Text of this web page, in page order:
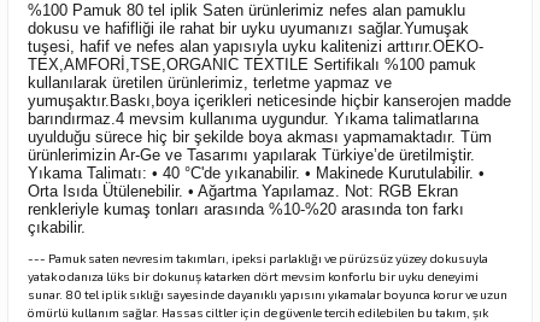
%100 Pamuk 80 tel iplik Saten ürünlerimiz nefes alan pamuklu
dokusu ve hafifliği ile rahat bir uyku uyumanızı sağlar.Yumuşak
tuşesi, hafif ve nefes alan yapısıyla uyku kalitenizi arttırır.OEKO-
TEX,AMFORİ,TSE,ORGANIC TEXTILE Sertifikalı %100 pamuk
kullanılarak üretilen ürünlerimiz, terletme yapmaz ve
yumuşaktır.Baskı,boya içerikleri neticesinde hiçbir kanserojen madde
barındırmaz.4 mevsim kullanıma uygundur. Yıkama talimatlarına
uyulduğu sürece hiç bir şekilde boya akması yapmamaktadır. Tüm
ürünlerimizin Ar-Ge ve Tasarımı yapılarak Türkiye’de üretilmiştir.
Yıkama Talimatı: • 40 °C'de yıkanabilir. • Makinede Kurutulabilir. •
Orta Isıda Ütülenebilir. • Ağartma Yapılamaz. Not: RGB Ekran
renkleriyle kumaş tonları arasında %10-%20 arasında ton farkı
çıkabilir.
--- Pamuk saten nevresim takımları, ipeksi parlaklığı ve pürüzsüz yüzey dokusuyla
yatak odanıza lüks bir dokunuş katarken dört mevsim konforlu bir uyku deneyimi
sunar. 80 tel iplik sıklığı sayesinde dayanıklı yapısını yıkamalar boyunca korur ve uzun
ömürlü kullanım sağlar. Hassas ciltler için de güvenle tercih edilebilen bu takım, şık